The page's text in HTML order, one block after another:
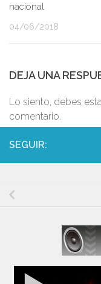
nacional
04/06/2018
DEJA UNA
Lo siento, debes
comentario.
SEGUIR: